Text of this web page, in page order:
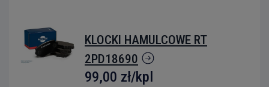
KLOCKI HAMULCOWE RT
2PD18690
99,00 zł/kpl